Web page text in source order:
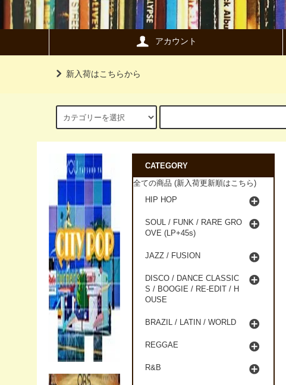
アカウント
新入荷はこちらから
CATEGORY
全ての商品 (新入荷更新順はこちら)
HIP HOP
SOUL / FUNK / RARE GRO
OVE (LP+45s)
JAZZ / FUSION
DISCO / DANCE CLASSIC
S / BOOGIE / RE-EDIT / H
OUSE
BRAZIL / LATIN / WORLD
REGGAE
R&B